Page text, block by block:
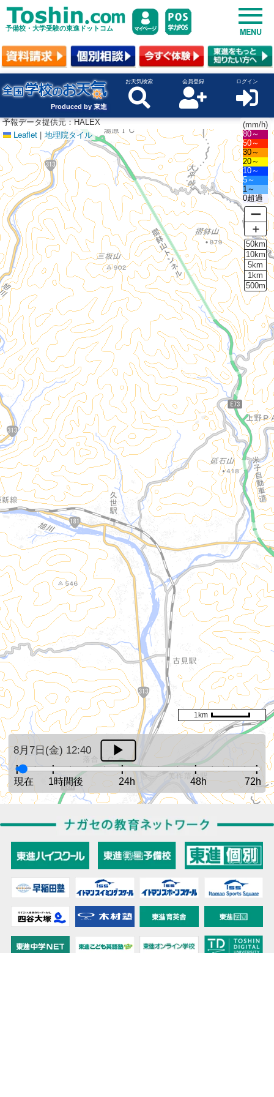
予備校・大学受験の東進ドットコム MENU
Produced by 東進
お天気検索 会員登録 ログイン
Leaflet | 地理院タイル
8月7日(金) 12:40
現在 1時間後 24h 48h 72h
1km
(mm/h)
80～
50～
30～
20～
10～
5～
1～
0超過
ー
＋
50km
10km
5km
1km
500m
予報データ提供元：HALEX